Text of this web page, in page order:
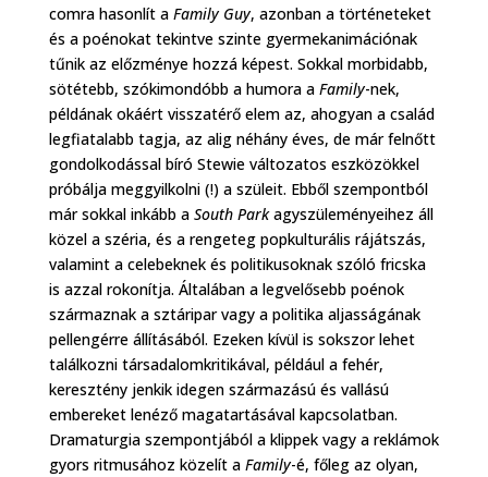
comra hasonlít a Family Guy, azonban a történeteket
és a poénokat tekintve szinte gyermekanimációnak
tűnik az előzménye hozzá képest. Sokkal morbidabb,
sötétebb, szókimondóbb a humora a Family-nek,
példának okáért visszatérő elem az, ahogyan a család
legfiatalabb tagja, az alig néhány éves, de már felnőtt
gondolkodással bíró Stewie változatos eszközökkel
próbálja meggyilkolni (!) a szüleit. Ebből szempontból
már sokkal inkább a South Parkagyszüleményeihez áll
közel a széria, és a rengeteg popkulturális rájátszás,
valamint a celebeknek és politikusoknak szóló fricska
is azzal rokonítja. Általában a legvelősebb poénok
származnak a sztáripar vagy a politika aljasságának
pellengérre állításából. Ezeken kívül is sokszor lehet
találkozni társadalomkritikával, például a fehér,
keresztény jenkik idegen származású és vallású
embereket lenéző magatartásával kapcsolatban.
Dramaturgia szempontjából a klippek vagy a reklámok
gyors ritmusához közelít a Family-é, főleg az olyan,